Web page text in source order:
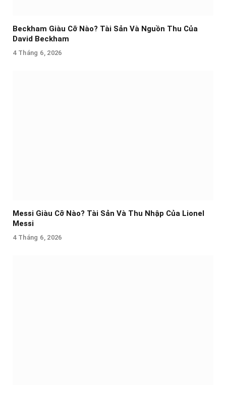
Beckham Giàu Cỡ Nào? Tài Sản Và Nguồn Thu Của
David Beckham
4 Tháng 6, 2026
Messi Giàu Cỡ Nào? Tài Sản Và Thu Nhập Của Lionel
Messi
4 Tháng 6, 2026